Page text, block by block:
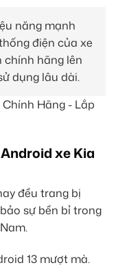
năng mạnh
điện của xe
chính hãng lên
dụng lâu dài.
xe Kia
đều trang bị
sự bền bỉ trong
13 mượt mà.